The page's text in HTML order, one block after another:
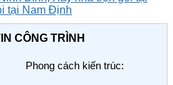
CÔNG TRÌNH
Phong cách kiến trúc: